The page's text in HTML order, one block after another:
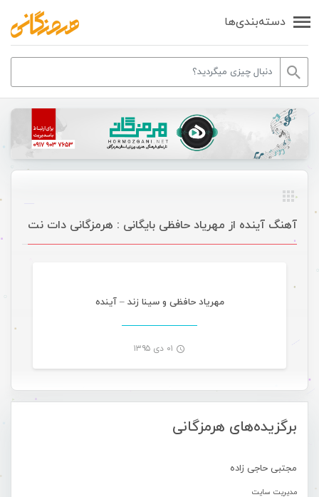
دسته‌بندی‌ها
برگزیده‌های هرمزگانی
مجتبی حاجی زاده
مدیریت سایت
آهنگ آینده از مهریاد حافظی بایگانی : هرمزگانی دات نت
مهریاد حافظی و سینا زند – آینده
۰۱ دی ۱۳۹۵